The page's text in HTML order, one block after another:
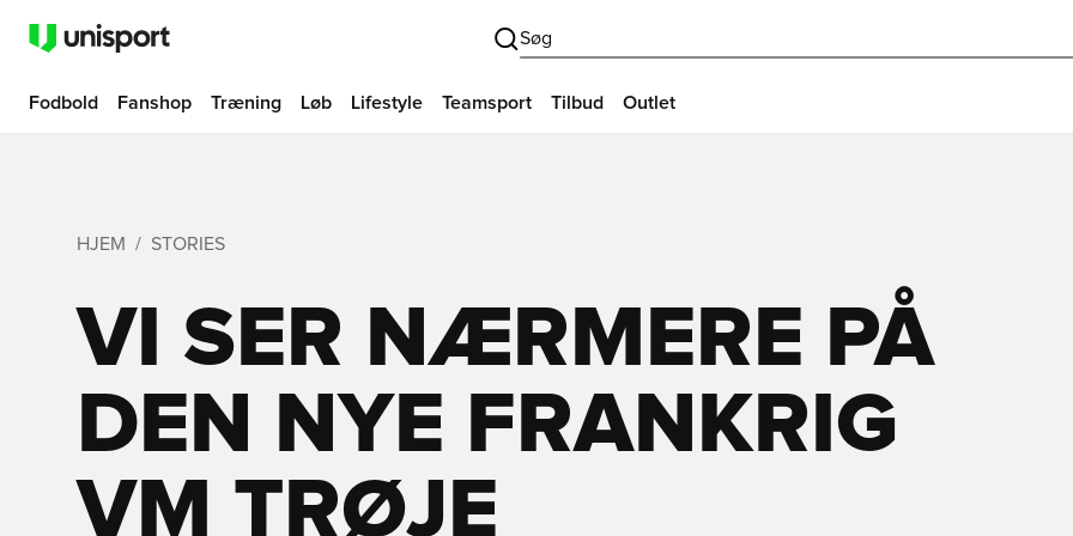
Søg
Fodbold Fanshop Træning Løb Lifestyle Teamsport Tilbud Outlet
HJEM STORIES
VI SER NÆRMERE PÅ
DEN NYE FRANKRIG
VM TRØJE